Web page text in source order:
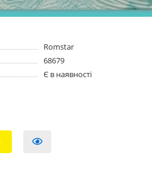
Romstar
68679
Є в наявності